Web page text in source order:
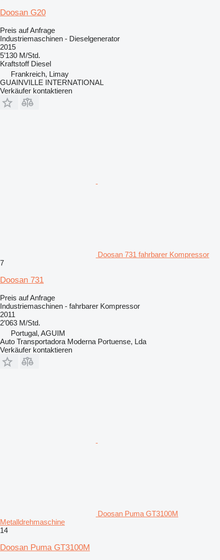
Doosan G20
Preis auf Anfrage
Industriemaschinen - Dieselgenerator
2015
5’130 M/Std.
Kraftstoff Diesel
Frankreich, Limay
GUAINVILLE INTERNATIONAL
Verkäufer kontaktieren
Doosan 731 fahrbarer Kompressor
7
Doosan 731
Preis auf Anfrage
Industriemaschinen - fahrbarer Kompressor
2011
2’063 M/Std.
Portugal, AGUIM
Auto Transportadora Moderna Portuense, Lda
Verkäufer kontaktieren
Doosan Puma GT3100M
Metalldrehmaschine
14
Doosan Puma GT3100M